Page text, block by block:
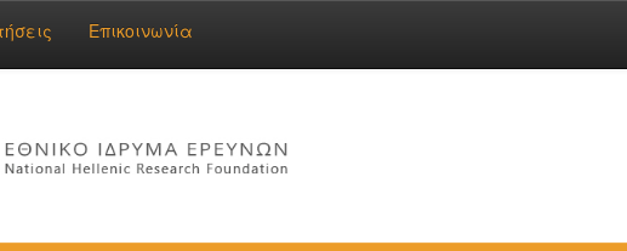
Επικοινωνία